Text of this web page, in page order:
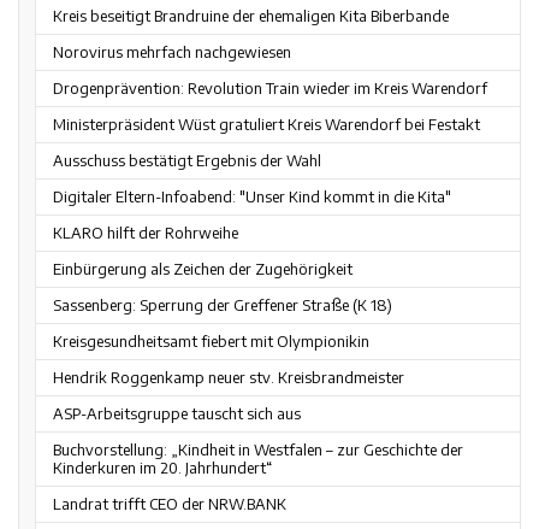
Kreis beseitigt Brandruine der ehemaligen Kita Biberbande
Norovirus mehrfach nachgewiesen
Drogenprävention: Revolution Train wieder im Kreis Warendorf
Ministerpräsident Wüst gratuliert Kreis Warendorf bei Festakt
Ausschuss bestätigt Ergebnis der Wahl
Digitaler Eltern-Infoabend: "Unser Kind kommt in die Kita"
KLARO hilft der Rohrweihe
Einbürgerung als Zeichen der Zugehörigkeit
Sassenberg: Sperrung der Greffener Straße (K 18)
Kreisgesundheitsamt fiebert mit Olympionikin
Hendrik Roggenkamp neuer stv. Kreisbrandmeister
ASP-Arbeitsgruppe tauscht sich aus
Buchvorstellung: „Kindheit in Westfalen – zur Geschichte der
Kinderkuren im 20. Jahrhundert“
Landrat trifft CEO der NRW.BANK